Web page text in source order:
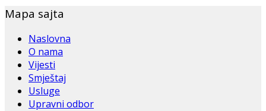
Mapa sajta
Naslovna
O nama
Vijesti
Smještaj
Usluge
Upravni odbor